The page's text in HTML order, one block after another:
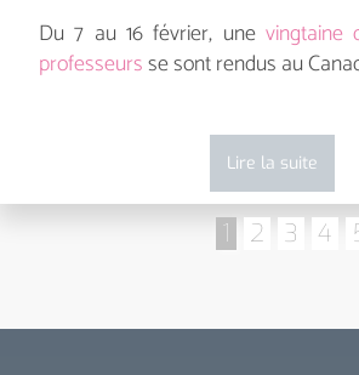
Du 7 au 16 février, une vingtaine
professeursse sont rendus au
Lire la suite
1 2 3 4